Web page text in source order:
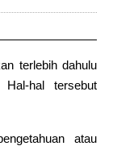
terlebih dahulu
hal tersebut
atau